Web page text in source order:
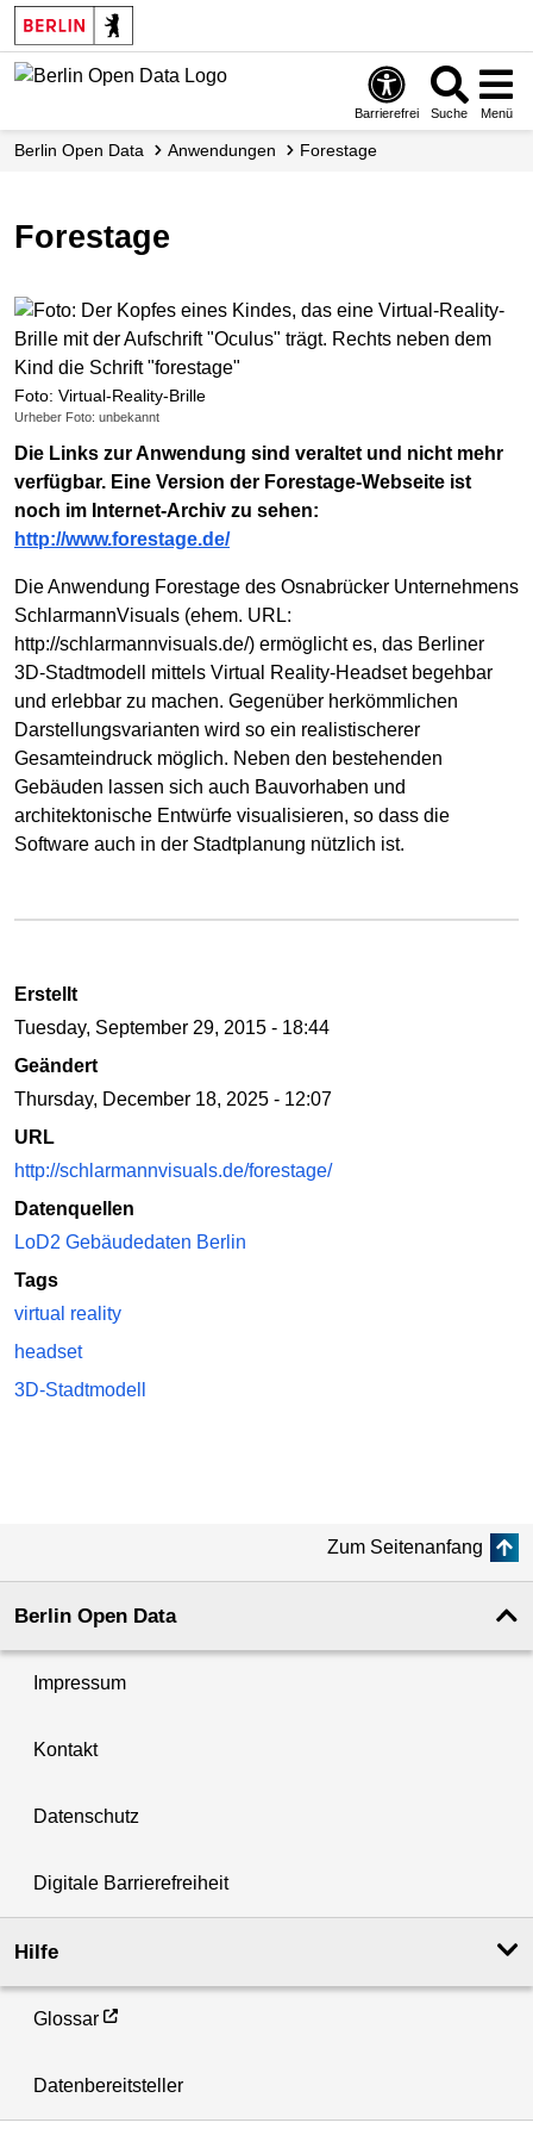
Skip
to
main
Barrierefrei Suche Menü
Berlin Open Data Anwendungen Forestage
Forestage
Foto: Virtual-Reality-Brille
Urheber Foto: unbekannt
Die Links zur Anwendung sind veraltet und nicht mehr
verfügbar. Eine Version der Forestage-Webseite ist
noch im Internet-Archiv zu sehen:
http://www.forestage.de/
Die Anwendung Forestage des Osnabrücker Unternehmens
SchlarmannVisuals (ehem. URL:
http://schlarmannvisuals.de/) ermöglicht es, das Berliner
3D-Stadtmodell mittels Virtual Reality-Headset begehbar
und erlebbar zu machen. Gegenüber herkömmlichen
Darstellungsvarianten wird so ein realistischerer
Gesamteindruck möglich. Neben den bestehenden
Gebäuden lassen sich auch Bauvorhaben und
architektonische Entwürfe visualisieren, so dass die
Software auch in der Stadtplanung nützlich ist.
Erstellt
Tuesday, September 29, 2015 - 18:44
Geändert
Thursday, December 18, 2025 - 12:07
URL
http://schlarmannvisuals.de/forestage/
Datenquellen
LoD2 Gebäudedaten Berlin
Tags
virtual reality
headset
3D-Stadtmodell
Zum Seitenanfang
Berlin Open Data
Impressum
Kontakt
Datenschutz
Digitale Barrierefreiheit
Hilfe
Glossar
Datenbereitsteller